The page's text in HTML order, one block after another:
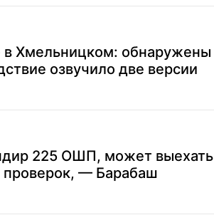
в Хмельницком: обнаружены
озвучило две версии
225 ОШП, может выехать
проверок, — Барабаш